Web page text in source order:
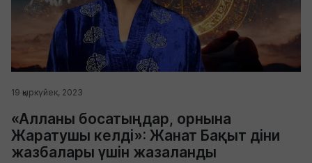
19 қыркүйек, 2023
«Алланы босатыңдар, орнына
Жаратушы келді»: Жанат Бақыт діни
жазбалары үшін жазаланды